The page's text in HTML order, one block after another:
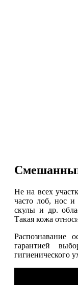
Не на всех
часто лоб, нос
скулы и др.
Такая кожа
Распознавание
гарантией
гигиенического